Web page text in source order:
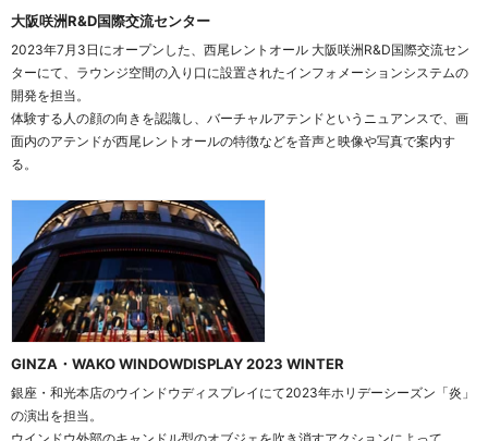
大阪咲洲R&D国際交流センター
2023年7月3日にオープンした、西尾レントオール 大阪咲洲R&D国際交流セン
ターにて、ラウンジ空間の入り口に設置されたインフォメーションシステムの
開発を担当。
体験する人の顔の向きを認識し、バーチャルアテンドというニュアンスで、画
面内のアテンドが西尾レントオールの特徴などを音声と映像や写真で案内す
る。
GINZA・WAKO WINDOWDISPLAY 2023 WINTER
銀座・和光本店のウインドウディスプレイにて2023年ホリデーシーズン「炎」
の演出を担当。